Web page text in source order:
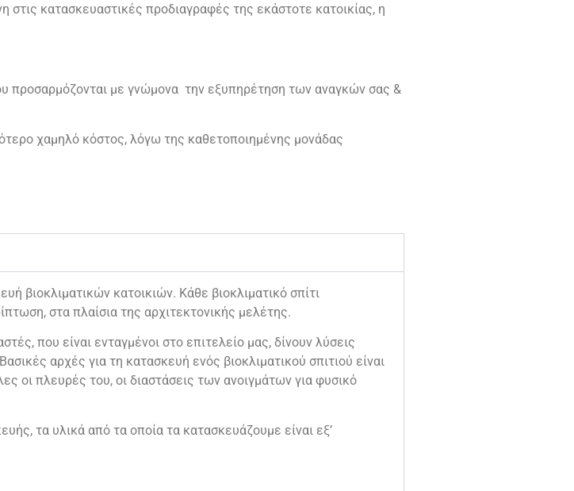
στις κατασκευαστικές προδιαγραφές της εκάστοτε κατοικίας, η
προσαρμόζονται με γνώμονα την εξυπηρέτηση των αναγκών σας &
χαμηλό κόστος, λόγω της καθετοποιημένης μονάδας
βιοκλιματικών κατοικιών. Κάθε βιοκλιματικό σπίτι
στα πλαίσια της αρχιτεκτονικής μελέτης.
που είναι ενταγμένοι στο επιτελείο μας, δίνουν λύσεις
αρχές για τη κατασκευή ενός βιοκλιματικού σπιτιού είναι
οι πλευρές του, οι διαστάσεις των ανοιγμάτων για φυσικό
τα υλικά από τα οποία τα κατασκευάζουμε είναι εξ’